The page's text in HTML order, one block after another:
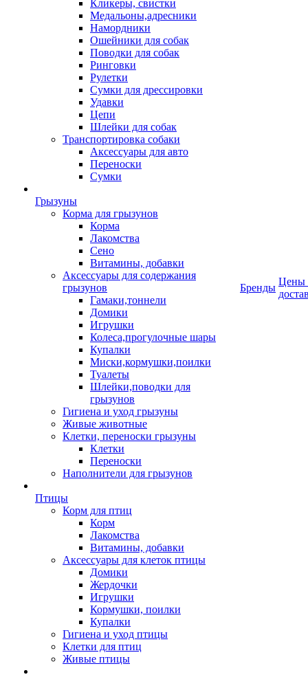
Кликеры, свистки
Медальоны,адресники
Намордники
Ошейники для собак
Поводки для собак
Ринговки
Рулетки
Сумки для дрессировки
Удавки
Цепи
Шлейки для собак
Транспортировка собаки
Аксессуары для авто
Переноски
Сумки
Грызуны
Корма для грызунов
Корма
Лакомства
Сено
Витамины, добавки
Аксессуары для содержания
грызунов
Гамаки,тоннели
Домики
Игрушки
Колеса,прогулочные шары
Купалки
Миски,кормушки,поилки
Туалеты
Шлейки,поводки для
грызунов
Гигиена и уход грызуны
Живые животные
Клетки, переноски грызуны
Клетки
Переноски
Наполнители для грызунов
Птицы
Корм для птиц
Корм
Лакомства
Витамины, добавки
Аксессуары для клеток птицы
Домики
Жердочки
Игрушки
Кормушки, поилки
Купалки
Гигиена и уход птицы
Клетки для птиц
Живые птицы
Бренды
Цены